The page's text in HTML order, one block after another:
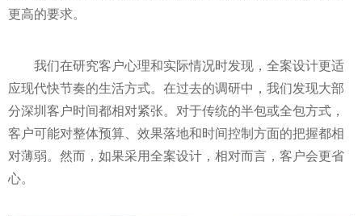
更高的要求。
我们在研究客户心理和实际情况时发现，全案设计更适
应现代快节奏的生活方式。在过去的调研中，我们发现大部
分深圳客户时间都相对紧张。对于传统的半包或全包方式，
客户可能对整体预算、效果落地和时间控制方面的把握都相
对薄弱。然而，如果采用全案设计，相对而言，客户会更省
心。